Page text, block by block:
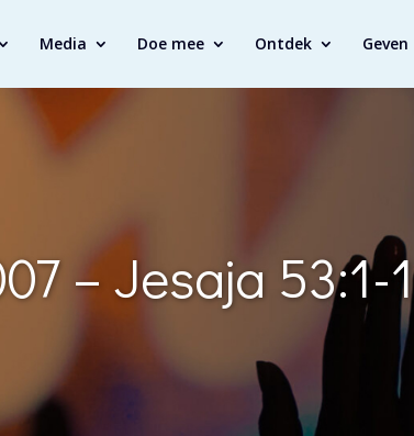
Media Doe mee Ontdek Geven
– Jesaja 53:1-